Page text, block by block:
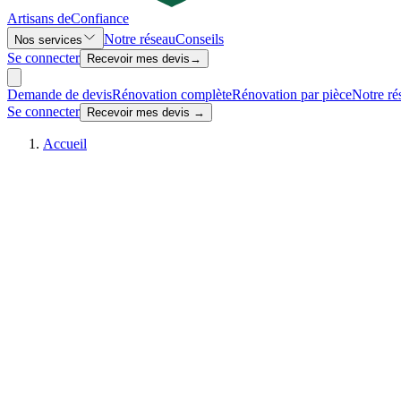
Artisans deConfiance
Nos services Notre réseauConseils
Se connecter
Recevoir mes devis →
Demande de devisRénovation complèteRénovation par pièceNotre
Se connecter
Recevoir mes devis →
Accueil